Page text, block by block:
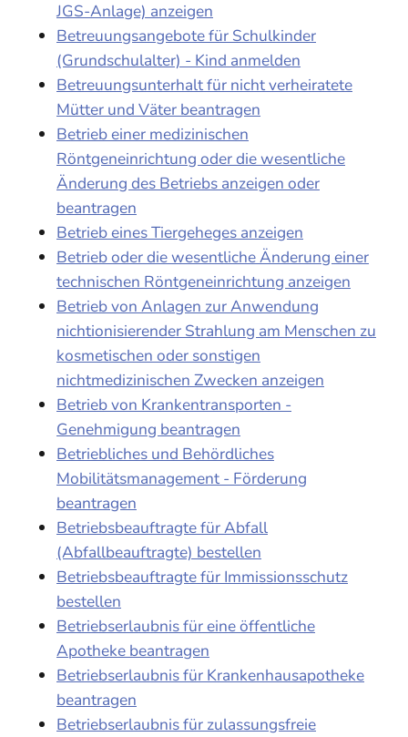
JGS-Anlage) anzeigen
Betreuungsangebote für Schulkinder
(Grundschulalter) - Kind anmelden
Betreuungsunterhalt für nicht verheiratete
Mütter und Väter beantragen
Betrieb einer medizinischen
Röntgeneinrichtung oder die wesentliche
Änderung des Betriebs anzeigen oder
beantragen
Betrieb eines Tiergeheges anzeigen
Betrieb oder die wesentliche Änderung einer
technischen Röntgeneinrichtung anzeigen
Betrieb von Anlagen zur Anwendung
nichtionisierender Strahlung am Menschen zu
kosmetischen oder sonstigen
nichtmedizinischen Zwecken anzeigen
Betrieb von Krankentransporten -
Genehmigung beantragen
Betriebliches und Behördliches
Mobilitätsmanagement - Förderung
beantragen
Betriebsbeauftragte für Abfall
(Abfallbeauftragte) bestellen
Betriebsbeauftragte für Immissionsschutz
bestellen
Betriebserlaubnis für eine öffentliche
Apotheke beantragen
Betriebserlaubnis für Krankenhausapotheke
beantragen
Betriebserlaubnis für zulassungsfreie